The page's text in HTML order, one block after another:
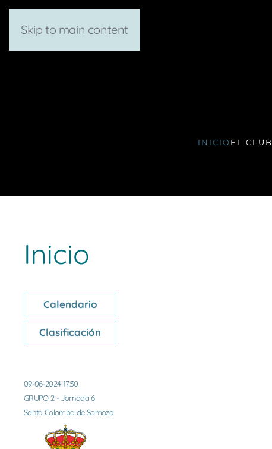
Skip to main content
INICIOEL CLUB
Inicio
Calendario
Clasificación
09-06-2024 17:30
GRUPO 2 - Jornada 6
Santa Colomba de Somoza